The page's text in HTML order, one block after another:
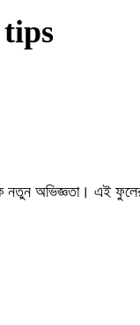
অভিজ্ঞতা। এই